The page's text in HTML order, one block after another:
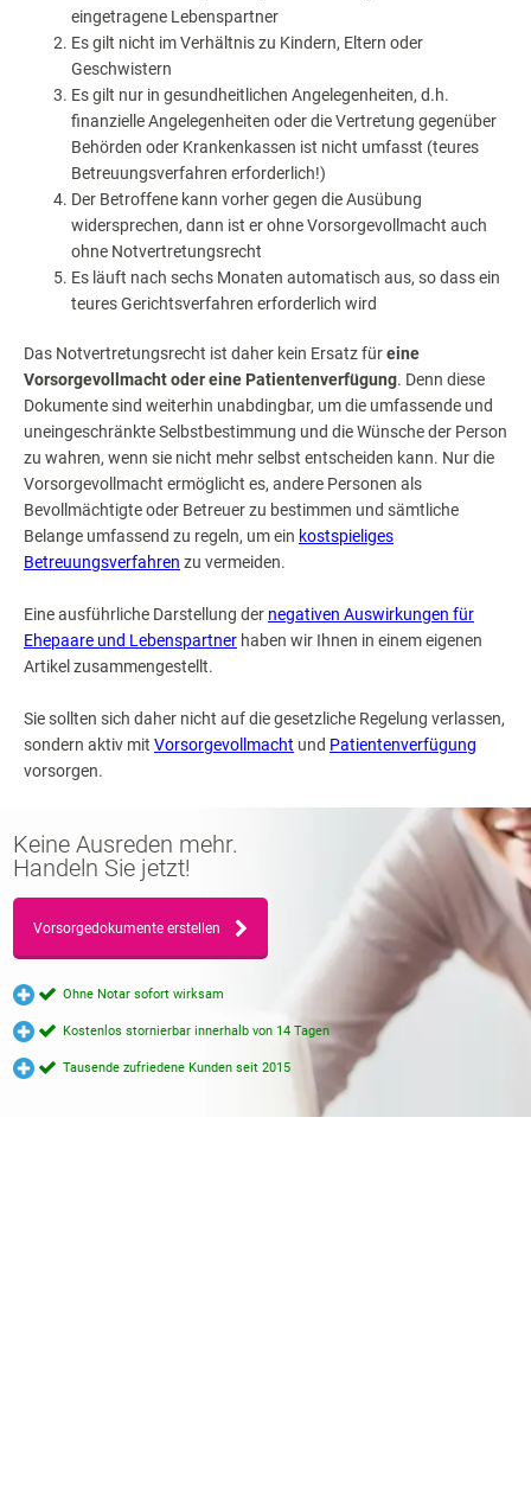
eingetragene Lebenspartner
Es gilt nicht im Verhältnis zu Kindern, Eltern oder
Geschwistern
Es gilt nur in gesundheitlichen Angelegenheiten, d.h.
finanzielle Angelegenheiten oder die Vertretung gegenüber
Behörden oder Krankenkassen ist nicht umfasst (teures
Betreuungsverfahren erforderlich!)
Der Betroffene kann vorher gegen die Ausübung
widersprechen, dann ist er ohne Vorsorgevollmacht auch
ohne Notvertretungsrecht
Es läuft nach sechs Monaten automatisch aus, so dass ein
teures Gerichtsverfahren erforderlich wird
Das Notvertretungsrecht ist daher kein Ersatz füreine
Vorsorgevollmacht oder eine Patientenverfügung. Denn diese
Dokumente sind weiterhin unabdingbar, um die umfassende und
uneingeschränkte Selbstbestimmung und die Wünsche der Person
zu wahren, wenn sie nicht mehr selbst entscheiden kann. Nur die
Vorsorgevollmacht ermöglicht es, andere Personen als
Bevollmächtigte oder Betreuer zu bestimmen und sämtliche
Belange umfassend zu regeln, um ein kostspieliges
Betreuungsverfahren zu vermeiden.
Eine ausführliche Darstellung der negativen Auswirkungen für
Ehepaare und Lebenspartner haben wir Ihnen in einem eigenen
Artikel zusammengestellt.
Sie sollten sich daher nicht auf die gesetzliche Regelung verlassen,
sondern aktiv mit Vorsorgevollmacht und Patientenverfügung
vorsorgen.
Keine Ausreden mehr.
Handeln Sie jetzt!
Vorsorgedokumente erstellen
Ohne Notar sofort wirksam
Kostenlos stornierbar innerhalb von 14 Tagen
Tausende zufriedene Kunden seit 2015